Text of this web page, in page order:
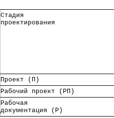
Стадия
проектирования
Проект (П)
Рабочий проект (РП)
Рабочая
документация (Р)